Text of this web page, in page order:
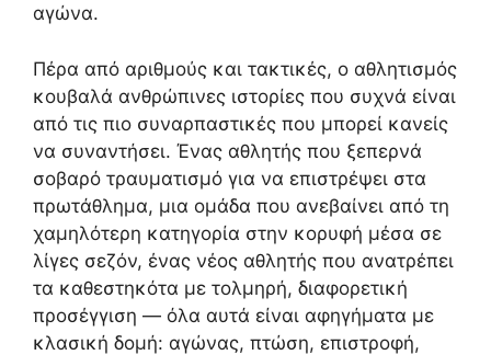
αγώνα.
Πέρα από αριθμούς και τακτικές, ο αθλητισμός
κουβαλά ανθρώπινες ιστορίες που συχνά είναι
από τις πιο συναρπαστικές που μπορεί κανείς
να συναντήσει. Ένας αθλητής που ξεπερνά
σοβαρό τραυματισμό για να επιστρέψει στα
πρωτάθλημα, μια ομάδα που ανεβαίνει από τη
χαμηλότερη κατηγορία στην κορυφή μέσα σε
λίγες σεζόν, ένας νέος αθλητής που ανατρέπει
τα καθεστηκότα με τολμηρή, διαφορετική
προσέγγιση — όλα αυτά είναι αφηγήματα με
κλασική δομή: αγώνας, πτώση, επιστροφή,